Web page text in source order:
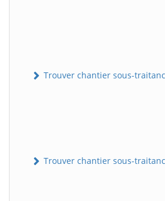
Trouver chantier sous-
Trouver chantier sous-